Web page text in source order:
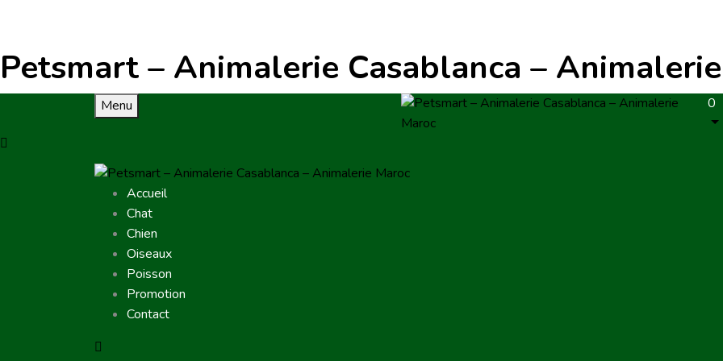
Petsmart – Animalerie Casablanca –
Menu 0
Accueil
Chat
Chien
Oiseaux
Poisson
Promotion
Contact